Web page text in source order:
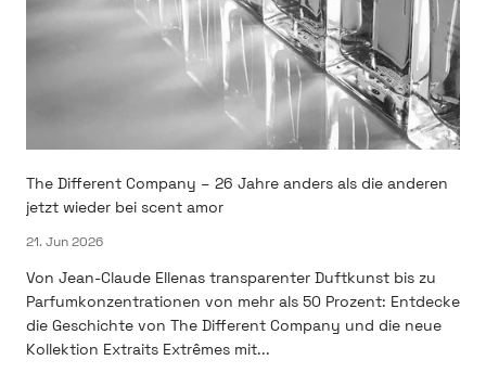
The Different Company – 26 Jahre anders als die anderen
jetzt wieder bei scent amor
21. Jun 2026
Von Jean-Claude Ellenas transparenter Duftkunst bis zu
Parfumkonzentrationen von mehr als 50 Prozent: Entdecke
die Geschichte von The Different Company und die neue
Kollektion Extraits Extrêmes mit...